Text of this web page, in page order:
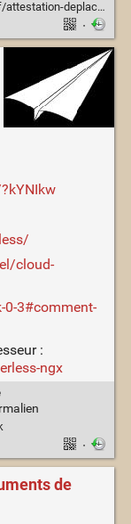
deplacement-falc.pdf
·
cloud-
3#comment-
:
ngx
·
de